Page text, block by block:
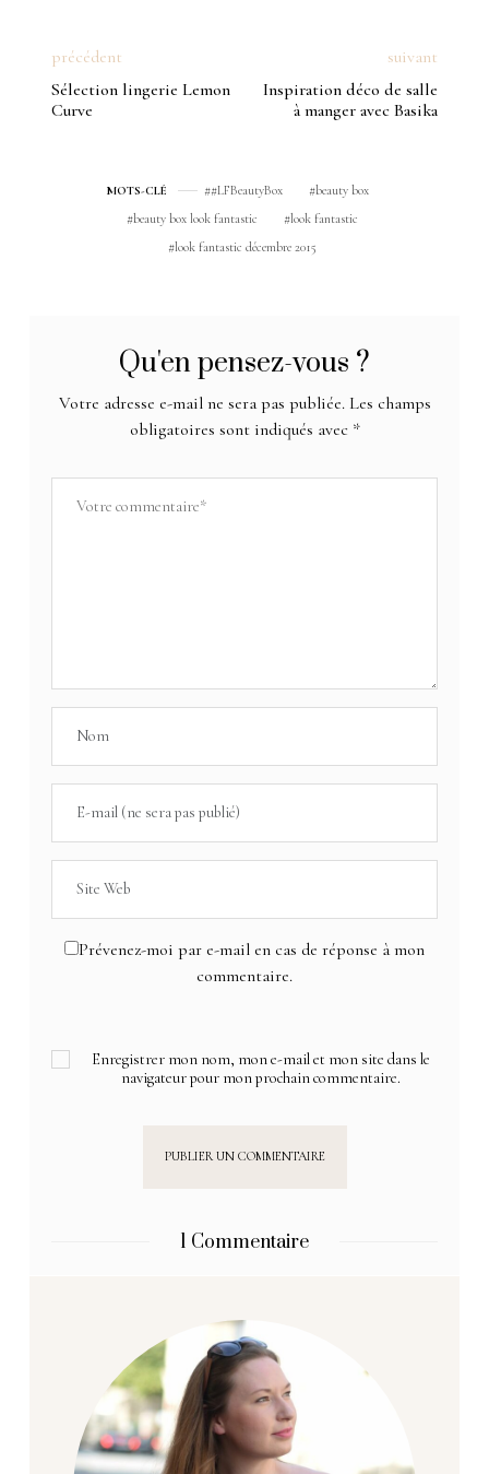
précédent
Sélection lingerie Lemon
Curve
suivant
Inspiration déco de salle
à manger avec Basika
MOTS-CLÉ #LFBeautyBox
beauty box
beauty box look fantastic
look fantastic
look fantastic décembre 2015
Qu'en pensez-vous ?
Votre adresse e-mail ne sera pas publiée. Les champs
obligatoires sont indiqués avec *
Prévenez-moi par e-mail en cas de réponse à mon
commentaire.
Enregistrer mon nom, mon e-mail et mon site dans le
navigateur pour mon prochain commentaire.
1 Commentaire